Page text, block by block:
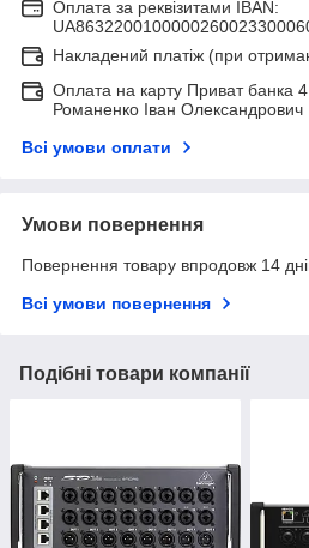
Оплата за реквізитами IBAN:
Накладений платіж (при
Оплата на карту Приват банка
Романенко Іван Олександрович
Всі умови оплати
Умови повернення
Повернення товару впродовж 14
Всі умови повернення
Подібні товари компанії